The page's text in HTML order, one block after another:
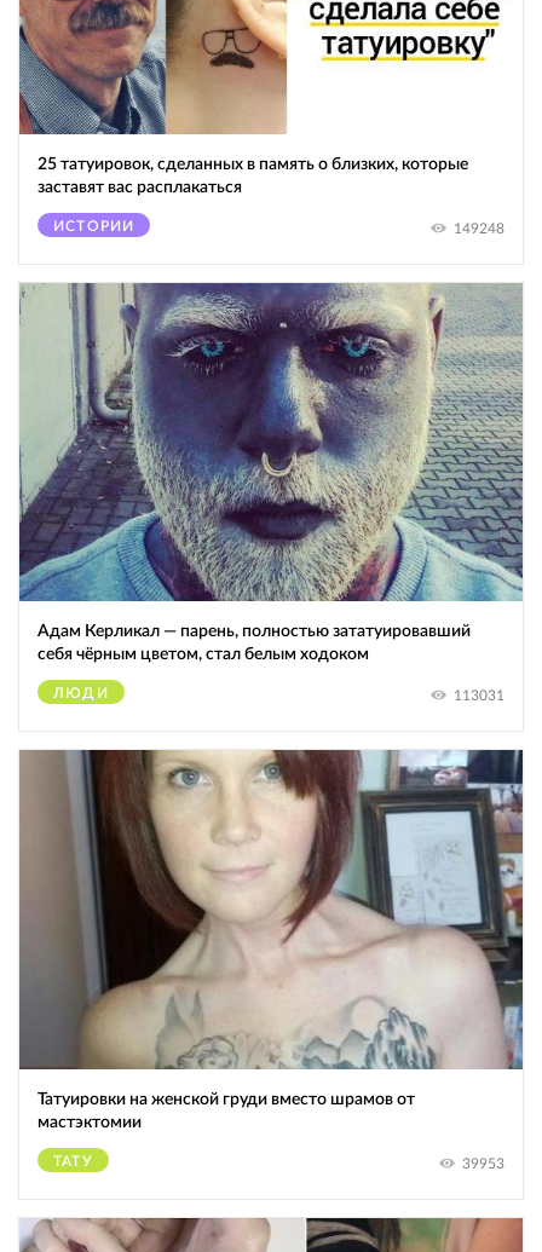
25 татуировок, сделанных в память о близких, которые
заставят вас расплакаться
ИСТОРИИ 149248
Адам Керликал — парень, полностью зататуировавший
себя чёрным цветом, стал белым ходоком
ЛЮДИ 113031
Татуировки на женской груди вместо шрамов от
мастэктомии
ТАТУ 39953